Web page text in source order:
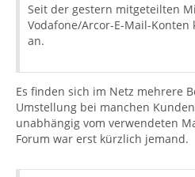
Seit der gestern mitgeteilten
Vodafone/Arcor-E-Mail-
an.
Es finden sich im Netz mehrere
Umstellung bei manchen
unabhängig vom verwendeten
Forum war erst kürzlich jemand.